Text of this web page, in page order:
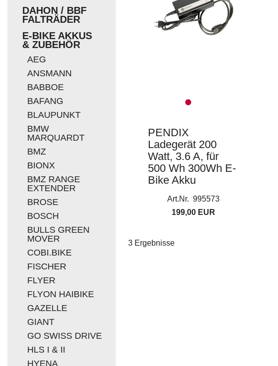
DAHON / BBF
FALTRÄDER
E-BIKE AKKUS
& ZUBEHÖR
AEG
ANSMANN
BABBOE
BAFANG
BLAUPUNKT
BMW
MARQUARDT
BMZ
BIONX
BMZ RANGE
EXTENDER
BROSE
BOSCH
BULLS GREEN
MOVER
COBI.BIKE
FISCHER
FLYER
FLYON HAIBIKE
GAZELLE
GIANT
GO SWISS DRIVE
HLS I & II
HYENA
PENDIX
Ladegerät 200
Watt, 3.6 A, für
500 Wh 300Wh E-
Bike Akku
Art.Nr. 995573
199,00 EUR
3 Ergebnisse